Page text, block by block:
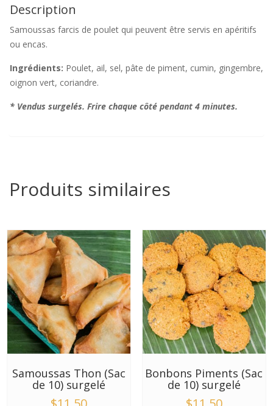
Description
Samoussas farcis de poulet qui peuvent être servis en apéritifs
ou encas.
Ingrédients: Poulet, ail, sel, pâte de piment, cumin, gingembre,
oignon vert, coriandre.
* Vendus surgelés. Frire chaque côté pendant 4 minutes.
Produits similaires
Samoussas Thon (Sac
de 10) surgelé
Bonbons Piments (Sac
de 10) surgelé